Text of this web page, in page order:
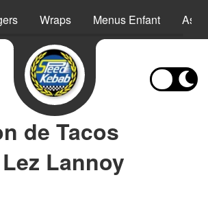
Wraps Menus Enfant
de Tacos
Lannoy